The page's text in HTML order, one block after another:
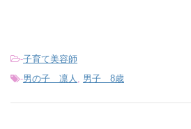
-子育て美容師
-男の子 凛人 , 男子 8歳